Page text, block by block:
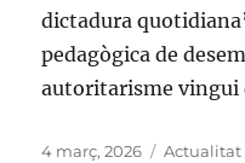
dictadura
pedagògica de
autoritarisme vingui
Publicat
4 març, 2026 Categories
Actualitat